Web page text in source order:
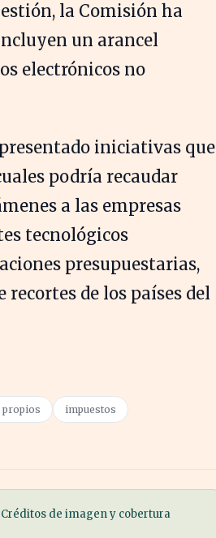
la Comisión ha
un arancel
electrónicos no
iniciativas que
podría recaudar
a las empresas
tecnológicos
presupuestarias,
de los países del
propios impuestos
de imagen y cobertura